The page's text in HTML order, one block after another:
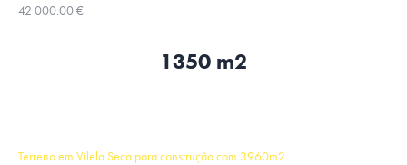
42 000.00 €
1350 m2
Terreno em Vilela Seca para construção com 3960m2